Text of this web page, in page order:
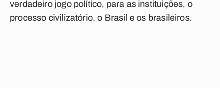
verdadeiro jogo político, para as instituições, o
processo civilizatório, o Brasil e os brasileiros.